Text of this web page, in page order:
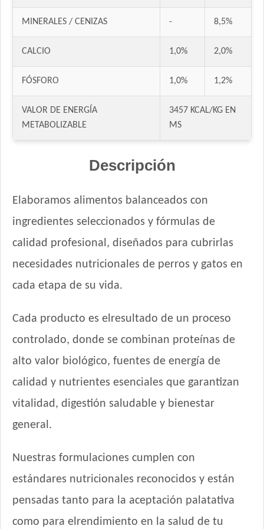
Eukanuba Puppy Medium Lamb (Cordero)
Exact Perros Cachorros
Exact Premium Perro Cachorro
Excellent Perro Cachorro Razas Medianas y Grandes
Excellent Perro Cachorro de Raza Pequeña
Fawna Cachorro Mordida Mediana y Grande
Ganacan Perro Cachorro Leche y Carne
HOP! Perro Cachorro Pequeño
Handler Perro Cachorro
Iron Pet Perro Cachorro
Jager Perro Cachorro
Ken-L Perro Cachorro de Raza Mediana y Grande
Kongo Gold Perro Cachorro Todas las Razas
Kongo Perro Cachorro Todas las Razas
Maintenance Criadores Perro Cachorro
Maxxium Perro Cachorro
Maxxium Perrro Cachorro Pollo de Campo y Arroz
MisterPet Perro Cachorro
Montañés Perro Cachorro
Natural Meat Perro Cachorro
Nature Perro Cachorro Raza Grande
MINERALES / CENIZAS - 8,5%
CALCIO 1,0% 2,0%
FÓSFORO 1,0% 1,2%
VALOR DE ENERGÍA
METABOLIZABLE
3457 KCAL/KG EN
MS
Descripción
Elaboramos alimentos balanceados con
ingredientes seleccionados y fórmulas de
calidad profesional, diseñados para cubrirlas
necesidades nutricionales de perros y gatos en
cada etapa de su vida.
Cada producto es elresultado de un proceso
controlado, donde se combinan proteínas de
alto valor biológico, fuentes de energía de
calidad y nutrientes esenciales que garantizan
vitalidad, digestión saludable y bienestar
general.
Nuestras formulaciones cumplen con
estándares nutricionales reconocidos y están
pensadas tanto para la aceptación palatativa
como para elrendimiento en la salud de tu